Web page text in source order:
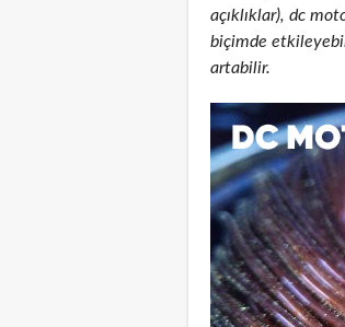
açıklıklar), dc
biçimde
artabilir.